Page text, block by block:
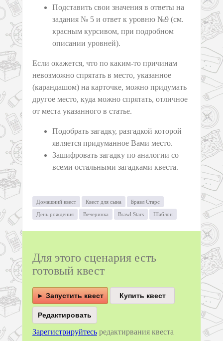
Подставить свои значения в ответы на
задания № 5 и ответ к уровню №9 (см.
красным курсивом, при подробном
описании уровней).
Если окажется, что по каким-то причинам
невозможно спрятать в место, указанное
(карандашом) на карточке, можно придумать
другое место, куда можно спрятать, отличное
от места указанного в статье.
Подобрать загадку, разгадкой которой
является придуманное Вами место.
Зашифровать загадку по аналогии со
всеми остальными загадками квеста.
Домашний квест Квест для сына Бравл Старс
День рождения Вечеринка Brawl Stars Шаблон
Для этого сценария есть
готовый квест
► Запустить квест
Зарегистрируйтесь редактирвания квеста